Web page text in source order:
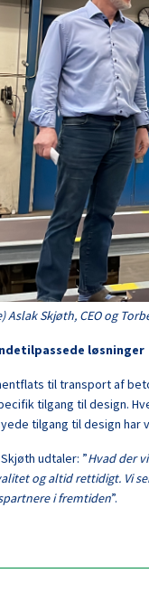
Aslak Skjøth, CEO og
løsninger
til transport af
tilgang til design.
tilgang til design har
udtaler: ”Hvad der
og altid rettidigt. Vi
i fremtiden”.